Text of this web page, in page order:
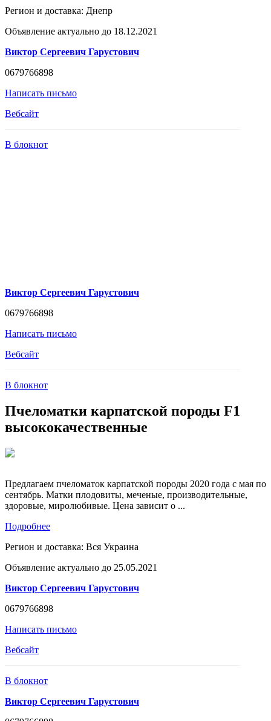
Регион и доставка: Днепр
Объявление актуально до 18.12.2021
Виктор Сергеевич Гарустович
0679766898
Написать письмо
Вебсайт
В блокнот
Виктор Сергеевич Гарустович
0679766898
Написать письмо
Вебсайт
В блокнот
Пчеломатки карпатской породы F1
высококачественные
Предлагаем пчеломаток карпатской породы 2020 года с мая по
сентябрь. Матки плодовиты, меченые, производительные,
здоровые, миролюбивые. Цена зависит о ...
Подробнее
Регион и доставка: Вся Украина
Объявление актуально до 25.05.2021
Виктор Сергеевич Гарустович
0679766898
Написать письмо
Вебсайт
В блокнот
Виктор Сергеевич Гарустович